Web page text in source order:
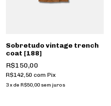
Sobretudo vintage trench
coat [188]
R$150,00
R$142,50 com Pix
3 x de R$50,00 sem juros